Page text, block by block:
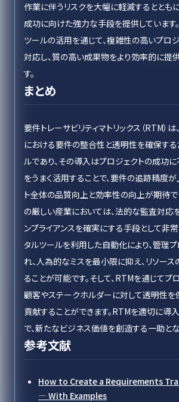
作業に伴うリスクを大幅に軽減するととも
成功に向けた強力な手段を提供しています
ツールの活用を通じて、複雑性の高いプロ
対応し、質の高い成果物をより効率的に提
す。
まとめ
要件トレーサビリティマトリックス（RTM）
における要件の整合性と透明性を確保す
ルであり、その導入はプロジェクトの成功
をうまく活用することで、要件の追跡精度が
ト全体の品質向上と効率性の向上が期待で
の厳しい産業においては、法的な監査対応
ンプライアンスを確実にする手段として非
タルツールを利用した自動化により、管理
れ、人為的なミスを最小限に抑え、リソー
ることが可能です。そして、RTMを通じてプ
顧客やステークホルダーに対して透明性を
貢献することができます。RTMを適切に導
で、新たなビジネス価値を創造する一助とな
参考文献
How to Create a Requirements
— With Examples